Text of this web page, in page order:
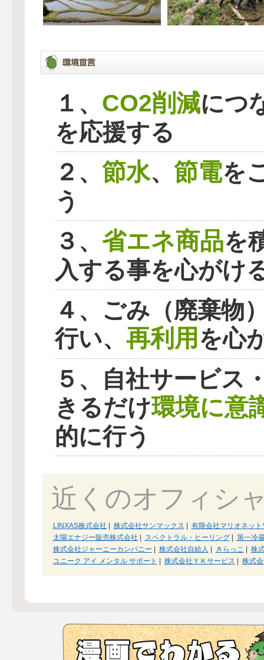
１、 CO2削減につ
を応援する
２、 節水、 節電を
う
３、 省エネ商品を
入する事を心がけ
４、ごみ（廃棄物
行い、 再利用を心
５、自社サービス
きるだけ環境に意
的に行う
近くのオフィシ
LINXAS株式会社 株式会社サンマックス
有限会社マリオネット
太陽エナジー販売株式会社
スペクトラル・ヒーリング|
第一冷
株式会社ジャーニーカンパニー
株式会社自給人 きらっこ
株
ユニーク アイ メンタル サポート
株式会社ＹＫサービス 株式